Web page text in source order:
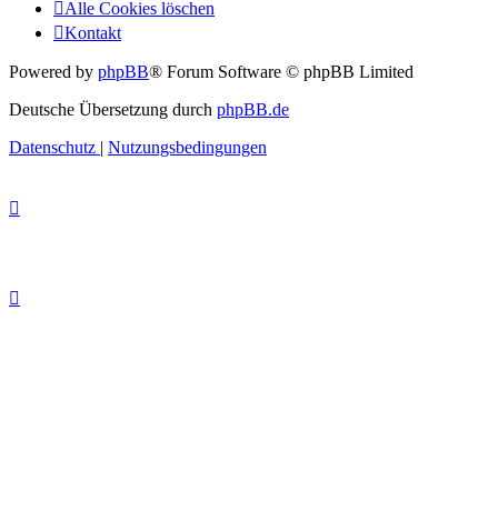
Alle Cookies löschen
Kontakt
Powered by phpBB® Forum Software © phpBB Limited
Deutsche Übersetzung durch phpBB.de
Datenschutz | Nutzungsbedingungen